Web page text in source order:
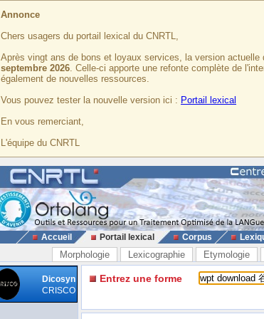
Annonce
Chers usagers du portail lexical du CNRTL,
Après vingt ans de bons et loyaux services, la version
septembre 2026. Celle-ci apporte une refonte complète de
également de nouvelles ressources.
Vous pouvez tester la nouvelle version ici : Portail lexical
En vous remerciant,
L'équipe du CNRTL
Accueil Portail lexical Corpus
Morphologie Lexicographie Etymologie
Dicosyn
CRISCO
Entrez une forme